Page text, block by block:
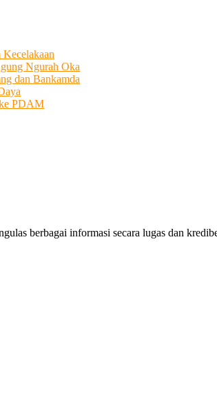
Ngurah Oka
dan Bankamda
PDAM
berbagai informasi secara lugas dan